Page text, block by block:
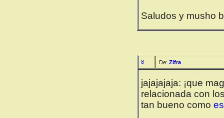
Saludos y musho
8 De: Zifra
jajajajaja: ¡que
relacionada con
tan bueno como